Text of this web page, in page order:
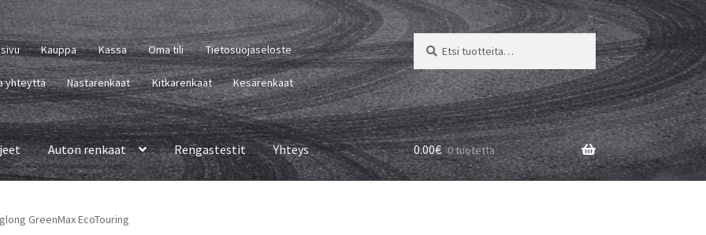
Kauppa Kassa Oma tili Tietosuojaseloste
yhteyttä Nastarenkaat Kitkarenkaat Kesärenkaat
Etsi:
Haku
Auton renkaat Rengastestit Yhteys 0.00€ 0 tuotetta
GreenMax EcoTouring